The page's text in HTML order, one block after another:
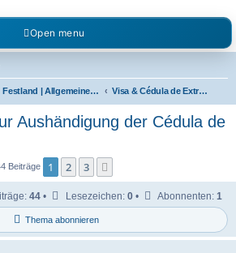
Das
Geschichte und Visum in Kolumbien und Venezuela.
im Kolumbienforum
Open menu
Festland | Allgemeine Fragen Visa & Cédula de Extranjería
Aushändigung der Cédula de
Beiträge 1 2 3
Thema abonnieren
44 • Lesezeichen: 0 • Abonnenten: 1